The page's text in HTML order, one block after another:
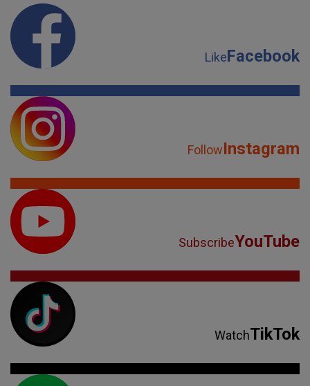
LikeFacebook
FollowInstagram
SubscribeYouTube
WatchTikTok